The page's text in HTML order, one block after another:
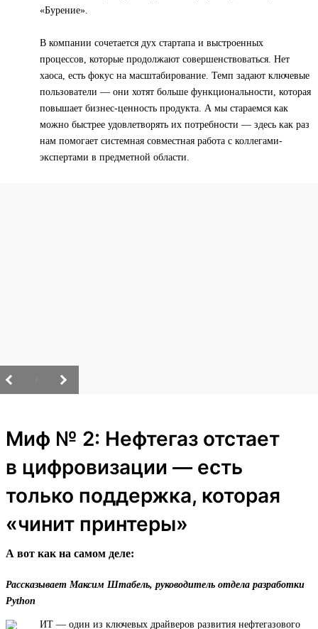
«Бурение».
В компании сочетается дух стартапа и выстроенных
процессов, которые продолжают совершенствоваться. Нет
хаоса, есть фокус на масштабирование. Темп задают ключевые
пользователи — они хотят больше функциональности, которая
повышает бизнес-ценность продукта. А мы стараемся как
можно быстрее удовлетворять их потребности — здесь как раз
нам помогает системная совместная работа с коллегами-
экспертами в предметной области.
Миф № 2: Нефтегаз отстает
в цифровизации — есть
только поддержка, которая
«чинит принтеры»
А вот как на самом деле:
Рассказывает Максим Штабель, руководитель отдела разработки
Python
ИТ — один из ключевых драйверов развития нефтегазового